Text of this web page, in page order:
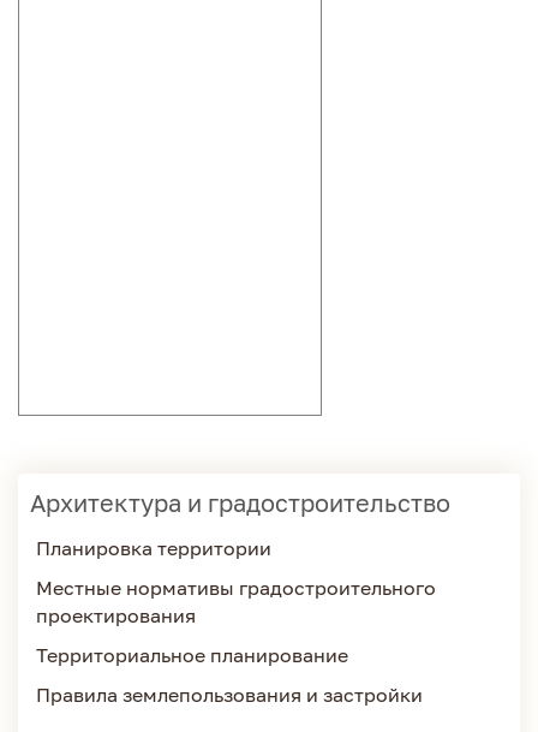
Архитектура и градостроительство
Планировка территории
Местные нормативы градостроительного
проектирования
Территориальное планирование
Правила землепользования и застройки